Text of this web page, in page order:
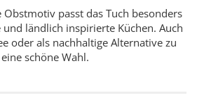
passt das Tuch besonders
ländlich inspirierte Küchen. Auch
oder als nachhaltige Alternative zu
schöne Wahl.